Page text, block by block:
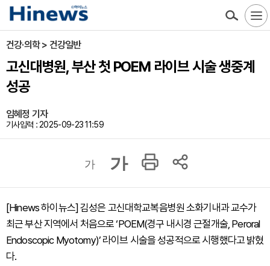
건강·의학 > 건강일반
고신대병원, 부산 첫 POEM 라이브 시술 생중계
성공
임혜정 기자
기사입력 : 2025-09-23 11:59
가 가
[Hinews 하이뉴스] 김성은 고신대학교복음병원 소화기내과 교수가
최근 부산 지역에서 처음으로 ‘POEM(경구 내시경 근절개술, Peroral
Endoscopic Myotomy)’ 라이브 시술을 성공적으로 시행했다고 밝혔
다.